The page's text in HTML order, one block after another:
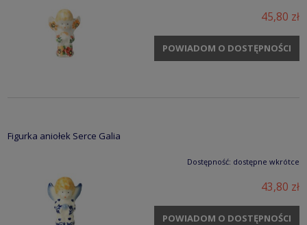
45,80 zł
POWIADOM O DOSTĘPNOŚCI
Figurka aniołek Serce Galia
Dostępność: dostępne wkrótce
43,80 zł
POWIADOM O DOSTĘPNOŚCI